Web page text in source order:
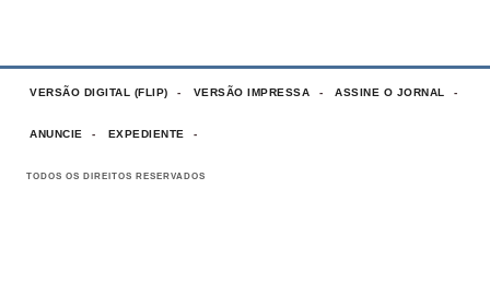
VERSÃO DIGITAL (FLIP) VERSÃO IMPRESSA ASSINE O JORNAL
ANUNCIE EXPEDIENTE
TODOS OS DIREITOS RESERVADOS